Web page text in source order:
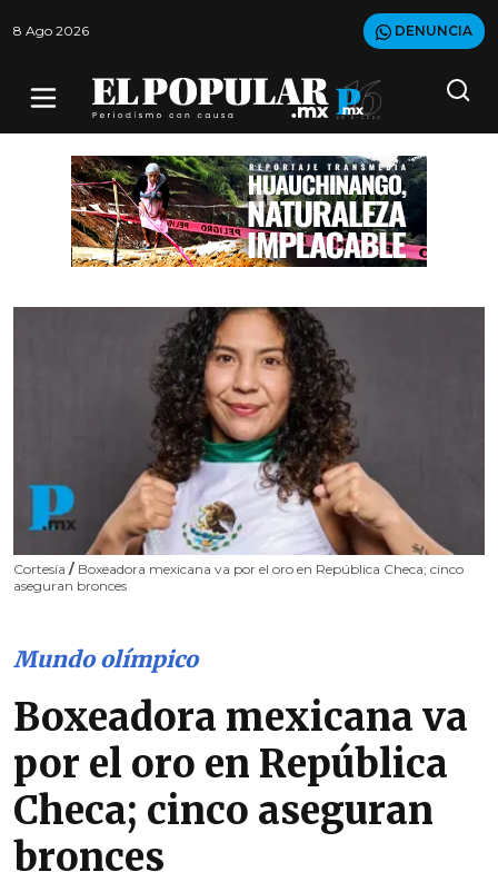
8 Ago 2026 DENUNCIA
Cortesía / Boxeadora mexicana va por el oro en República Checa; cinco
aseguran bronces
Mundo olímpico
Boxeadora mexicana va
por el oro en República
Checa; cinco aseguran
bronces